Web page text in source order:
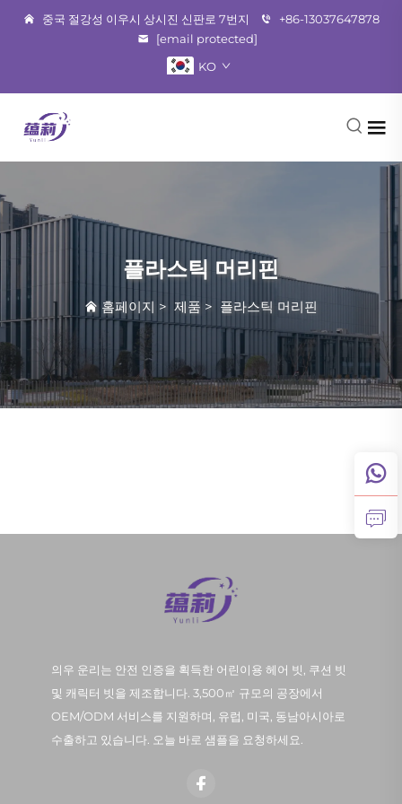
중국 절강성 이우시 상시진 신판로 7번지
+86-13037647878
[email protected]
KO
플라스틱 머리핀
홈페이지 > 제품 > 플라스틱 머리핀
의우 운리는 안전 인증을 획득한 어린이용 헤어 빗, 쿠션 빗
및 캐릭터 빗을 제조합니다. 3,500㎡ 규모의 공장에서
OEM/ODM 서비스를 지원하며, 유럽, 미국, 동남아시아로
수출하고 있습니다. 오늘 바로 샘플을 요청하세요.